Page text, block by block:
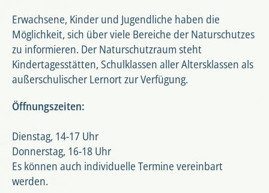
Erwachsene, Kinder und Jugendliche haben die
Möglichkeit, sich über viele Bereiche der Naturschutzes
zu informieren. Der Naturschutzraum steht
Kindertagesstätten, Schulklassen aller Altersklassen als
außerschulischer Lernort zur Verfügung.
Öffnungszeiten:
Dienstag, 14-17 Uhr
Donnerstag, 16-18 Uhr
Es können auch individuelle Termine vereinbart
werden.